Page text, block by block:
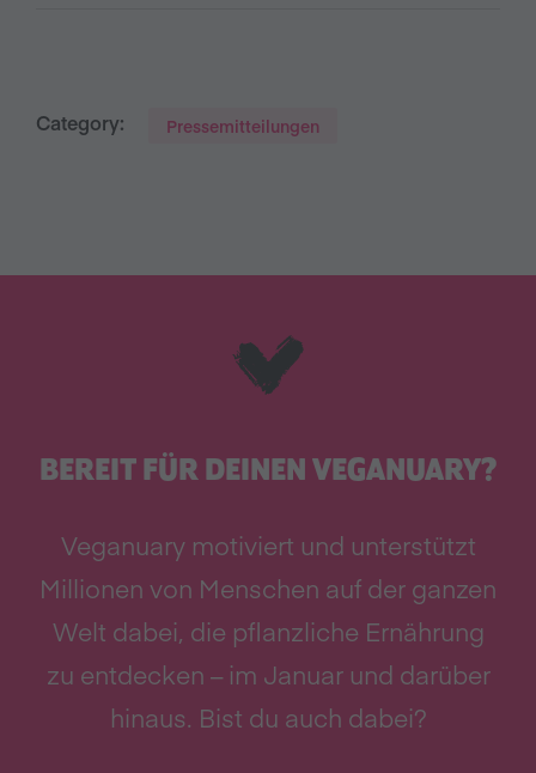
Category: Pressemitteilungen
BEREIT FÜR DEINEN VEGANUARY?
Veganuary motiviert und unterstützt
Millionen von Menschen auf der ganzen
Welt dabei, die pflanzliche Ernährung
zu entdecken – im Januar und darüber
hinaus. Bist du auch dabei?